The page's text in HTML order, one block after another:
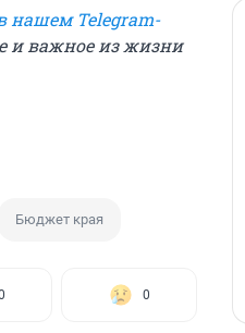
нашем Telegram-
и важное из жизни
Бюджет края
0